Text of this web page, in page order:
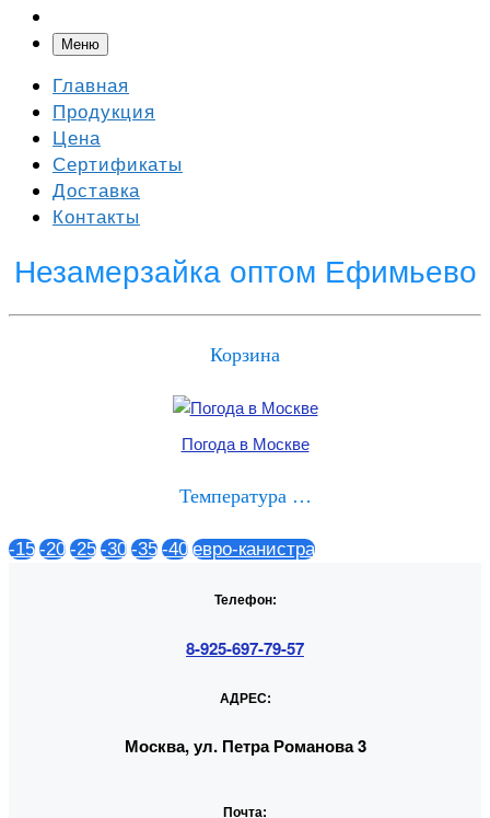
Меню
Главная
Продукция
Цена
Сертификаты
Доставка
Контакты
Незамерзайка оптом Ефимьево
Корзина
Погода в Москве
Температура …
-15 -20 -25 -30 -35 -40 евро-канистра
Телефон:
8-925-697-79-57
АДРЕС:
Москва, ул. Петра Романова 3
Почта: